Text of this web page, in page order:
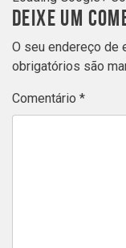
DEIXE UM
O seu endereço de
obrigatórios são
Comentário *